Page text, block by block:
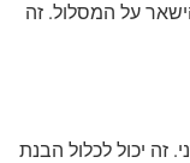
על המסלול. זה
זה יכול לכלול הבנת